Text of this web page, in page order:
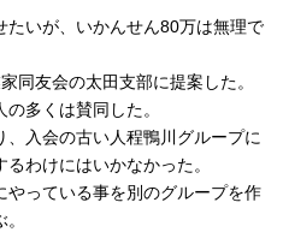
いが、いかんせん80万は無理で
同友会の太田支部に提案した。
多くは賛同した。
入会の古い人程鴨川グループに
わけにはいかなかった。
やっている事を別のグループを作